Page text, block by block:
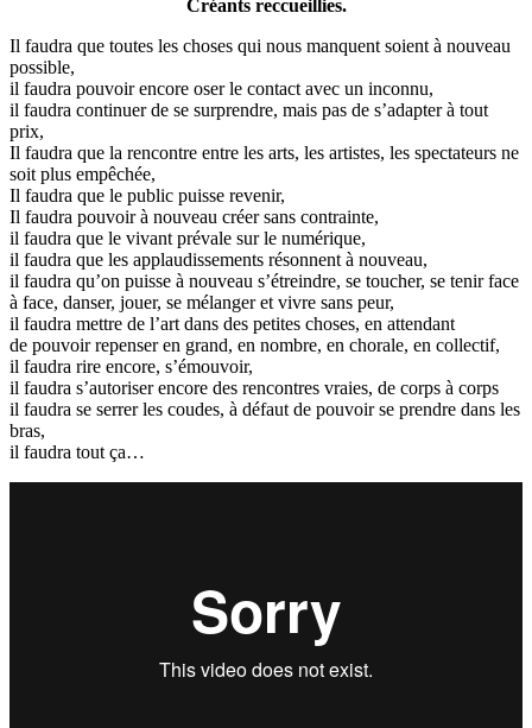
Créants reccueillies.
Il faudra que toutes les choses qui nous manquent soient à nouveau
possible,
il faudra pouvoir encore oser le contact avec un inconnu,
il faudra continuer de se surprendre, mais pas de s’adapter à tout
prix,
Il faudra que la rencontre entre les arts, les artistes, les spectateurs ne
soit plus empêchée,
Il faudra que le public puisse revenir,
Il faudra pouvoir à nouveau créer sans contrainte,
il faudra que le vivant prévale sur le numérique,
il faudra que les applaudissements résonnent à nouveau,
il faudra qu’on puisse à nouveau s’étreindre, se toucher, se tenir face
à face, danser, jouer, se mélanger et vivre sans peur,
il faudra mettre de l’art dans des petites choses, en attendant
de pouvoir repenser en grand, en nombre, en chorale, en collectif,
il faudra rire encore, s’émouvoir,
il faudra s’autoriser encore des rencontres vraies, de corps à corps
il faudra se serrer les coudes, à défaut de pouvoir se prendre dans les
bras,
il faudra tout ça…